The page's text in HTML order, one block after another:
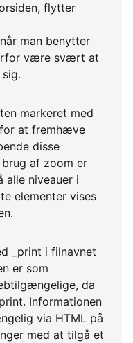
flytter
man benytter
være svært at
markeret med
at fremhæve
disse
af zoom er
alle niveauer i
elementer vises
_print i filnavnet
er som
da
Informationen
via HTML på
med at tilgå et